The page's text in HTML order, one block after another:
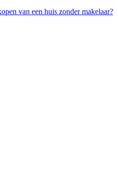
van een huis zonder makelaar?